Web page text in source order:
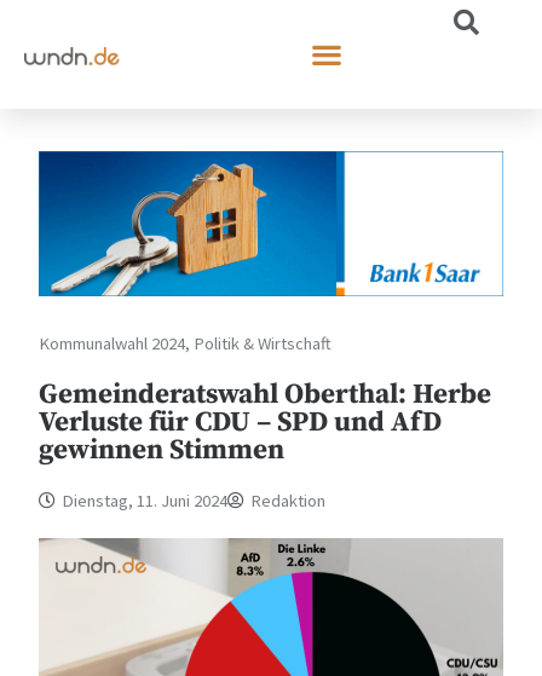
Kommunalwahl 2024, Politik & Wirtschaft
Gemeinderatswahl Oberthal: Herbe
Verluste für CDU – SPD und AfD
gewinnen Stimmen
Dienstag, 11. Juni 2024 Redaktion